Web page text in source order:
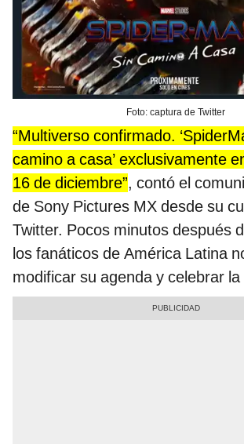
Foto: captura de Twitter
“Multiverso confirmado.
camino a casa’ exclusivamente
16 de diciembre”, contó el
de Sony Pictures MX desde su
Twitter. Pocos minutos después
los fanáticos de América Latina
modificar su agenda y celebrar la